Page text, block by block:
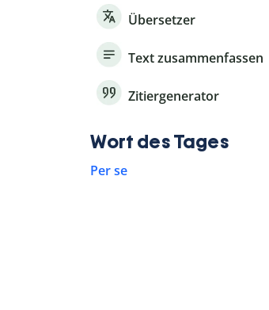
Übersetzer
Text zusammenfassen
Zitiergenerator
Wort des Tages
Per se